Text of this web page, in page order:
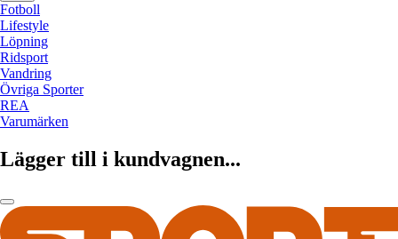
Fotboll
Lifestyle
Löpning
Ridsport
Vandring
Övriga Sporter
REA
Varumärken
Lägger till i kundvagnen...